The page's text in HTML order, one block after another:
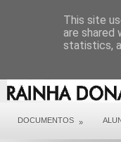
DOCUMENTOS »
This site
are shared
statistics,